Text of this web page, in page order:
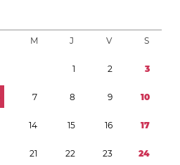
M J V S
1 2 3
7 8 9 10
14 15 16 17
21 22 23 24